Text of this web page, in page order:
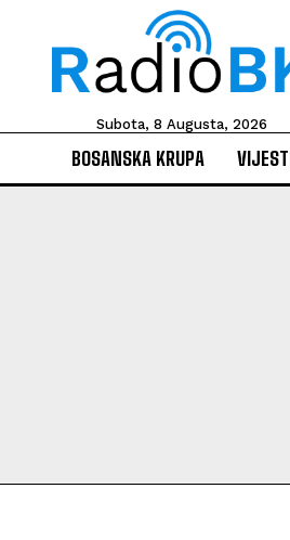
Subota, 8 Augusta, 2026
BOSANSKA KRUPA